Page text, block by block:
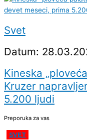
Svet
Datum:
Kineska
Kruzer
5.200 ljudi
Preporuka za vas
SVET